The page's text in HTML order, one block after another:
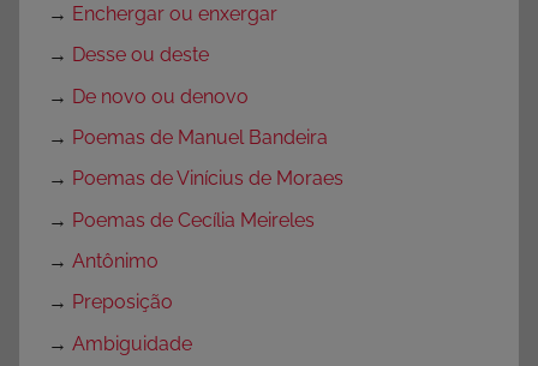
→ Enchergar ou enxergar
→ Desse ou deste
→ De novo ou denovo
→ Poemas de Manuel Bandeira
→ Poemas de Vinícius de Moraes
→ Poemas de Cecília Meireles
→ Antônimo
→ Preposição
→ Ambiguidade